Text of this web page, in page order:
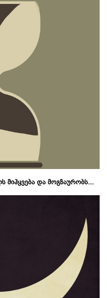
და მოგზაურობს...